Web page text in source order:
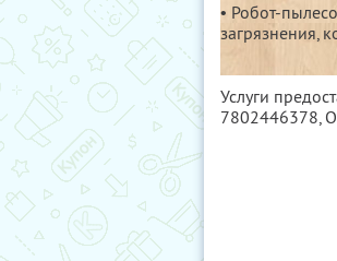
• Робот-
загрязнения,
Услуги
7802446378,